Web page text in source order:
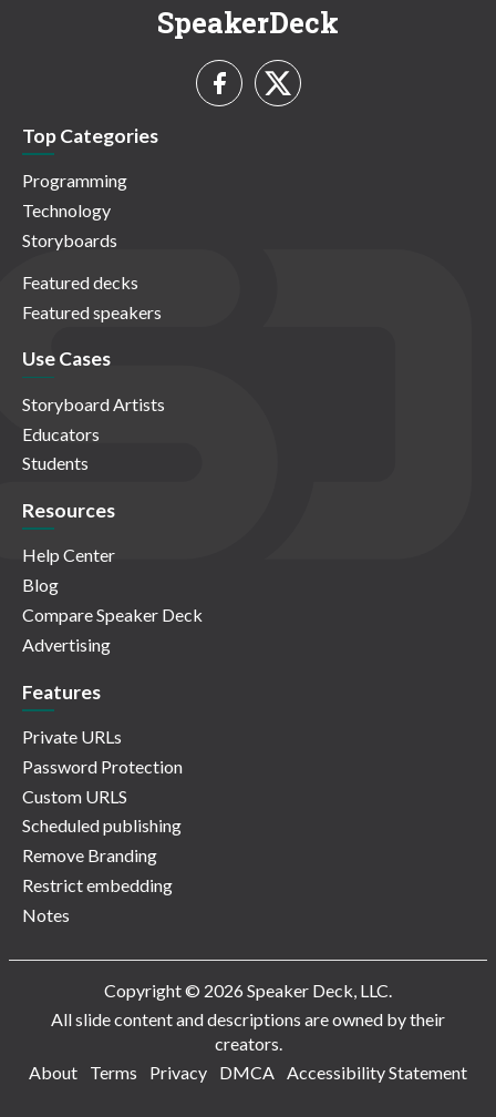
SpeakerDeck
Top Categories
Programming
Technology
Storyboards
Featured decks
Featured speakers
Use Cases
Storyboard Artists
Educators
Students
Resources
Help Center
Blog
Compare Speaker Deck
Advertising
Features
Private URLs
Password Protection
Custom URLS
Scheduled publishing
Remove Branding
Restrict embedding
Notes
Copyright © 2026 Speaker Deck, LLC.
All slide content and descriptions are owned by their
creators.
About
Terms Privacy DMCA Accessibility Statement